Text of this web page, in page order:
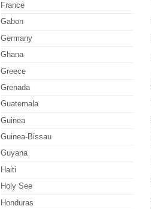
France
Gabon
Germany
Ghana
Greece
Grenada
Guatemala
Guinea
Guinea-Bissau
Guyana
Haiti
Holy See
Honduras